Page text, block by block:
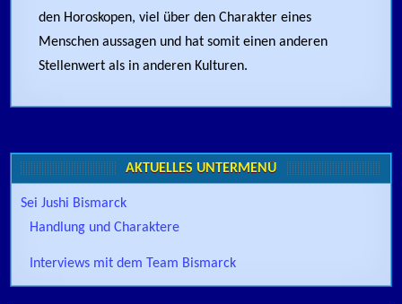
den Horoskopen, viel über den Charakter eines
Menschen aussagen und hat somit einen anderen
Stellenwert als in anderen Kulturen.
AKTUELLES UNTERMENÜ
Sei Jushi Bismarck
Handlung und Charaktere
Interviews mit dem Team Bismarck